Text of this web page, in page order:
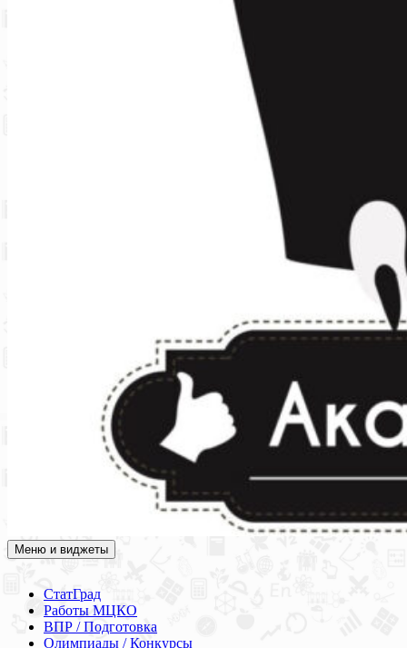
Академия СОВА
Подготовка к ЕГЭ, ОГЭ, ВПР, МЦКО, СтатГрад, КДР, ВОШ,
Меню и виджеты
СтатГрад
Работы МЦКО
ВПР / Подготовка
Олимпиады / Конкурсы